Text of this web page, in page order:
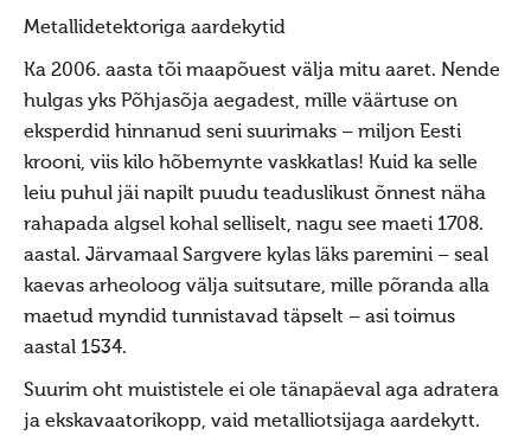
Uudised 10236 (2023)
ILMUS MAAVALLA KALENDER 10237 (2024)
Uudised 10230 (2017) kuni 10236 (2023)
Uudised 10229 (2016)
Uudised 10228 (2015)
Uudised 10227 (2014)
Uudised 10226 (2013)
Uudised 10225 (2012)
Uudised 10224 (2011)
Uudised 10223 (2010)
Kuud
Metallidetektoriga aardekytid
Ka 2006. aasta tõi maapõuest välja mitu aaret. Nende
hulgas yks Põhjasõja aegadest, mille väärtuse on
eksperdid hinnanud seni suurimaks – miljon Eesti
krooni, viis kilo hõbemynte vaskkatlas! Kuid ka selle
leiu puhul jäi napilt puudu teaduslikust õnnest näha
rahapada algsel kohal selliselt, nagu see maeti 1708.
aastal. Järvamaal Sargvere kylas läks paremini – seal
kaevas arheoloog välja suitsutare, mille põranda alla
maetud myndid tunnistavad täpselt – asi toimus
aastal 1534.
Suurim oht muististele ei ole tänapäeval aga adratera
ja ekskavaatorikopp, vaid metalliotsijaga aardekytt.